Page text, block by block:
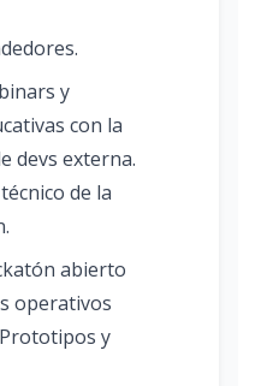
y
con la
devs externa.
de la
abierto
operativos
y